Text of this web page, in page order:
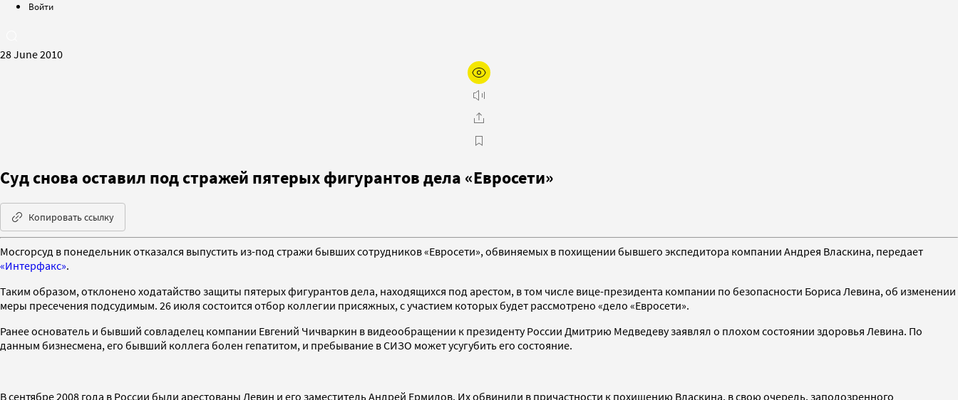
Войти
28 June 2010
Суд снова оставил под стражей пятерых фигурантов дела «Евросети»
Копировать ссылку
Мосгорсуд в понедельник отказался выпустить из-под стражи бывших сотрудников «Евросети», обвиняемых в похищении бывшего экспедитора компании Андрея Власкина, передает
«Интерфакс».
Таким образом, отклонено ходатайство защиты пятерых фигурантов дела, находящихся под арестом, в том числе вице-президента компании по безопасности Бориса Левина, об изменении
меры пресечения подсудимым. 26 июля состоится отбор коллегии присяжных, с участием которых будет рассмотрено «дело «Евросети».
Ранее основатель и бывший совладелец компании Евгений Чичваркин в видеообращении к президенту России Дмитрию Медведеву заявлял о плохом состоянии здоровья Левина. По
данным бизнесмена, его бывший коллега болен гепатитом, и пребывание в СИЗО может усугубить его состояние.
В сентябре 2008 года в России были арестованы Левин и его заместитель Андрей Ермилов. Их обвинили в причастности к похищению Власкина, в свою очередь, заподозренного